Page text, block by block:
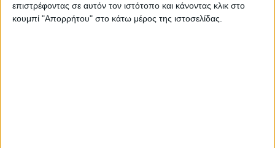
επιστρέφοντας σε αυτόν τον ιστότοπο και κάνοντας κλικ στο
κουμπί "Απορρήτου" στο κάτω μέρος της ιστοσελίδας.
Τεχνικά χαρακτηριστικά: